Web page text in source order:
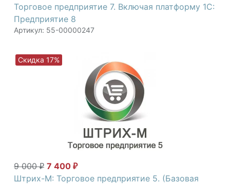
Торговое предприятие 7. Включая платформу 1С:
Предприятие 8
Артикул: 55-00000247
9 000₽ 7 400 ₽
Штрих-М: Торговое предприятие 5. (Базовая
Скидка 17%